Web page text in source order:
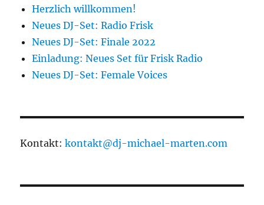
Herzlich willkommen!
Neues DJ-Set: Radio Frisk
Neues DJ-Set: Finale 2022
Einladung: Neues Set für Frisk Radio
Neues DJ-Set: Female Voices
Kontakt:kontakt@dj-michael-marten.com